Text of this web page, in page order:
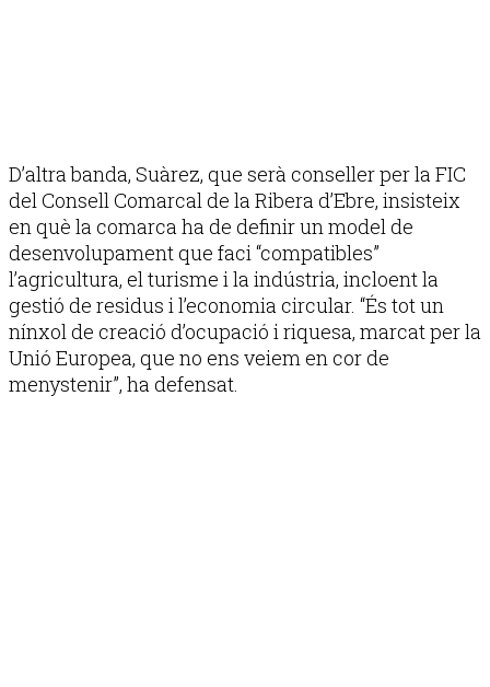
D’altra banda, Suàrez, que serà conseller per la FIC
del Consell Comarcal de la Ribera d’Ebre, insisteix
en què la comarca ha de definir un model de
desenvolupament que faci “compatibles”
l’agricultura, el turisme i la indústria, incloent la
gestió de residus i l’economia circular. “És tot un
nínxol de creació d’ocupació i riquesa, marcat per la
Unió Europea, que no ens veiem en cor de
menystenir”, ha defensat.